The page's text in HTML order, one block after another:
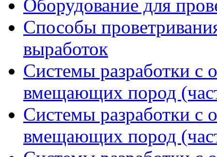
Оборудование для
Способы
выработок
Системы разработки с
вмещающих пород
Системы разработки с
вмещающих пород